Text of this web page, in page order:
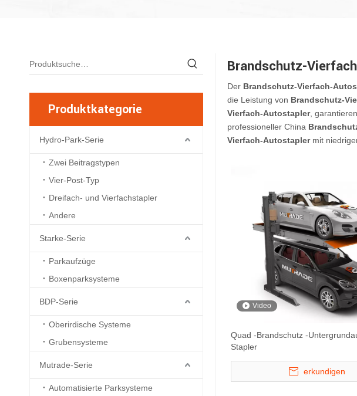
Produktkategorie
Hydro-Park-Serie
Zwei Beitragstypen
Vier-Post-Typ
Dreifach- und Vierfachstapler
Andere
Starke-Serie
Parkaufzüge
Boxenparksysteme
BDP-Serie
Oberirdische Systeme
Grubensysteme
Mutrade-Serie
Automatisierte Parksysteme
Brandschutz-
Der Brandschutz-Vierfach-
die Leistung von Brandschutz-
Vierfach-Autostapler,
professioneller China
Vierfach-Autostaplermit
Video
Quad -Brandschutz -
Stapler
erkundigen